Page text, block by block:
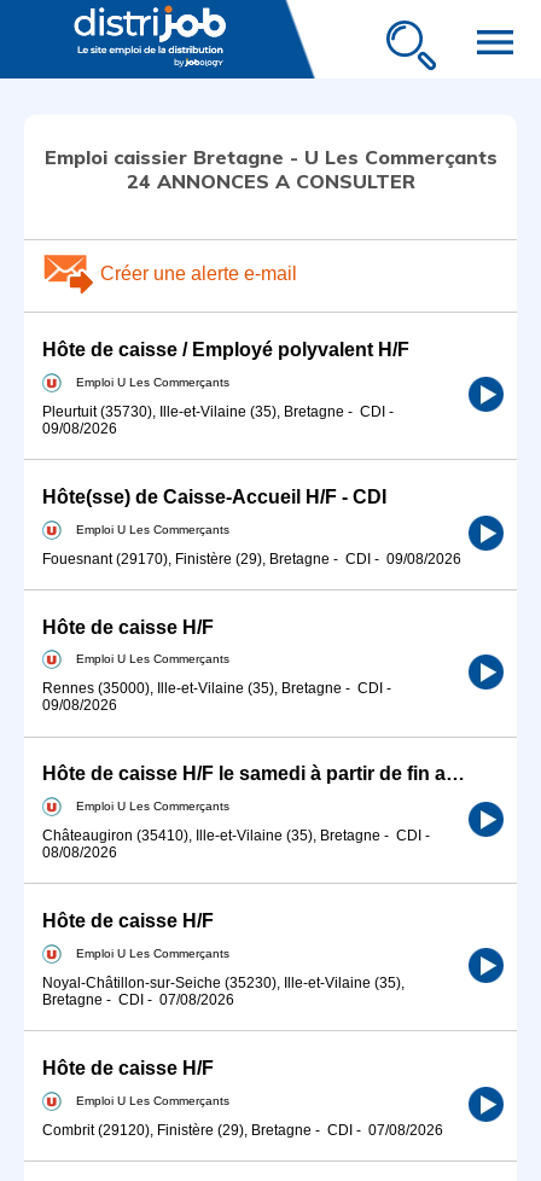
menu
Emploi caissier Bretagne - U Les Commerçants
24 ANNONCES A CONSULTER
Créer une alerte e-mail
Hôte de caisse / Employé polyvalent H/F
Emploi U Les Commerçants
Pleurtuit (35730), Ille-et-Vilaine (35), Bretagne - CDI -
09/08/2026
Hôte(sse) de Caisse-Accueil H/F - CDI
Emploi U Les Commerçants
Fouesnant (29170), Finistère (29), Bretagne - CDI - 09/08/2026
Hôte de caisse H/F
Emploi U Les Commerçants
Rennes (35000), Ille-et-Vilaine (35), Bretagne - CDI -
09/08/2026
Hôte de caisse H/F le samedi à partir de fin août 2026
Emploi U Les Commerçants
Châteaugiron (35410), Ille-et-Vilaine (35), Bretagne - CDI -
08/08/2026
Hôte de caisse H/F
Emploi U Les Commerçants
Noyal-Châtillon-sur-Seiche (35230), Ille-et-Vilaine (35),
Bretagne - CDI - 07/08/2026
Hôte de caisse H/F
Emploi U Les Commerçants
Combrit (29120), Finistère (29), Bretagne - CDI - 07/08/2026